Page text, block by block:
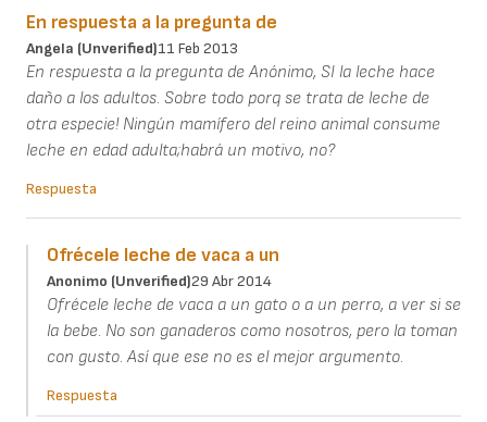
En respuesta a la pregunta de
Angela (unverified)11 Feb 2013
En respuesta a la pregunta de Anónimo, SI la leche hace
daño a los adultos. Sobre todo porq se trata de leche de
otra especie! Ningún mamífero del reino animal consume
leche en edad adulta;habrá un motivo, no?
Respuesta
Ofrécele leche de vaca a un
Anonimo (unverified)29 Abr 2014
Ofrécele leche de vaca a un gato o a un perro, a ver si se
la bebe. No son ganaderos como nosotros, pero la toman
con gusto. Así que ese no es el mejor argumento.
Respuesta